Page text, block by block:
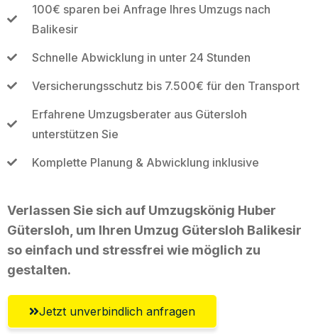
100€ sparen bei Anfrage Ihres Umzugs nach
Balikesir
Schnelle Abwicklung in unter 24 Stunden
Versicherungsschutz bis 7.500€ für den Transport
Erfahrene Umzugsberater aus Gütersloh
unterstützen Sie
Komplette Planung & Abwicklung inklusive
Verlassen Sie sich auf Umzugskönig Huber
Gütersloh, um Ihren Umzug Gütersloh Balikesir
so einfach und stressfrei wie möglich zu
gestalten.
Jetzt unverbindlich anfragen